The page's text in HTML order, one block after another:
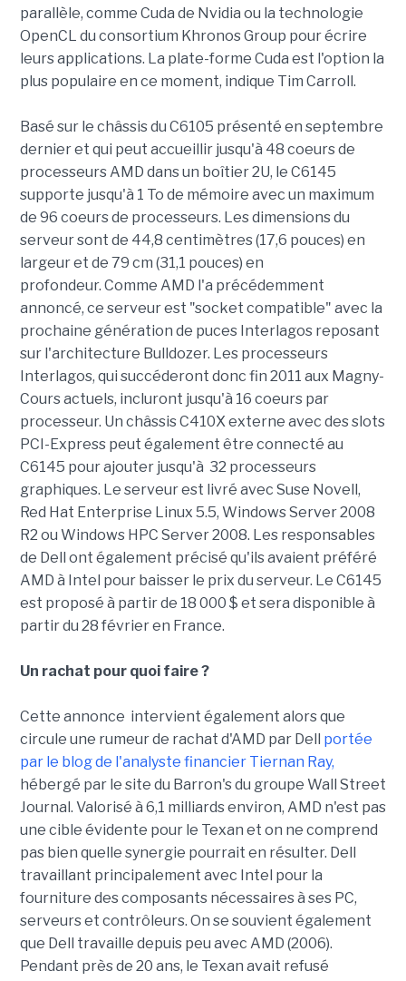
parallèle, comme Cuda de Nvidia ou la technologie
OpenCL du consortium Khronos Group pour écrire
leurs applications. La plate-forme Cuda est l'option la
plus populaire en ce moment, indique Tim Carroll.
Basé sur le châssis du C6105 présenté en septembre
dernier et qui peut accueillir jusqu'à 48 coeurs de
processeurs AMD dans un boîtier 2U, le C6145
supporte jusqu'à 1 To de mémoire avec un maximum
de 96 coeurs de processeurs. Les dimensions du
serveur sont de 44,8 centimètres (17,6 pouces) en
largeur et de 79 cm (31,1 pouces) en
profondeur. Comme AMD l'a précédemment
annoncé, ce serveur est "socket compatible" avec la
prochaine génération de puces Interlagos reposant
sur l'architecture Bulldozer. Les processeurs
Interlagos, qui succéderont donc fin 2011 aux Magny-
Cours actuels, incluront jusqu'à 16 coeurs par
processeur. Un châssis C410X externe avec des slots
PCI-Express peut également être connecté au
C6145 pour ajouter jusqu'à 32 processeurs
graphiques. Le serveur est livré avec Suse Novell,
Red Hat Enterprise Linux 5.5, Windows Server 2008
R2 ou Windows HPC Server 2008. Les responsables
de Dell ont également précisé qu'ils avaient préféré
AMD à Intel pour baisser le prix du serveur. Le C6145
est proposé à partir de 18 000 $ et sera disponible à
partir du 28 février en France.
Un rachat pour quoi faire ?
Cette annonce intervient également alors que
circule une rumeur de rachat d'AMD par Dell portée
par le blog de l'analyste financier Tiernan Ray,
hébergé par le site du Barron's du groupe Wall Street
Journal. Valorisé à 6,1 milliards environ, AMD n'est pas
une cible évidente pour le Texan et on ne comprend
pas bien quelle synergie pourrait en résulter. Dell
travaillant principalement avec Intel pour la
fourniture des composants nécessaires à ses PC,
serveurs et contrôleurs. On se souvient également
que Dell travaille depuis peu avec AMD (2006).
Pendant près de 20 ans, le Texan avait refusé